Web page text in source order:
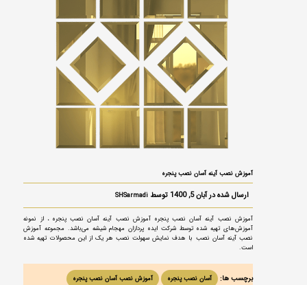
آموزش نصب آینه آسان نصب پنجره
ارسال شده در آبان 5, 1400 توسط SHSarmadi
آموزش نصب آینه آسان نصب پنجره آموزش نصب آینه آسان نصب پنجره ، از نمونه
آموزش‌های تهیه شده توسط شرکت ایده پردازان مهجام شیشه می‌باشد. مجموعه آموزش
نصب آینه آسان نصب با هدف نمایش سهولت نصب هر یک از این محصولات تهیه شده
است.
برچسب ها: آسان نصب پنجره آموزش نصب آسان نصب پنجره